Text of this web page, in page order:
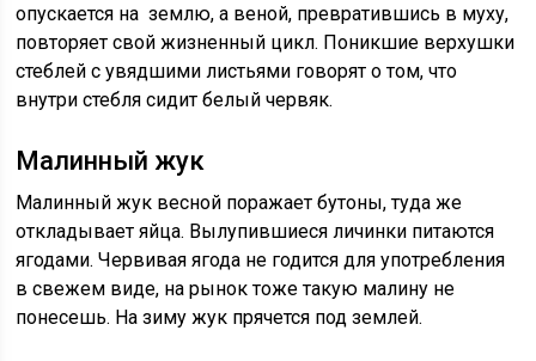
опускается на землю, а веной, превратившись в муху,
повторяет свой жизненный цикл. Поникшие верхушки
стеблей с увядшими листьями говорят о том, что
внутри стебля сидит белый червяк.
Малинный жук
Малинный жук весной поражает бутоны, туда же
откладывает яйца. Вылупившиеся личинки питаются
ягодами. Червивая ягода не годится для употребления
в свежем виде, на рынок тоже такую малину не
понесешь. На зиму жук прячется под землей.